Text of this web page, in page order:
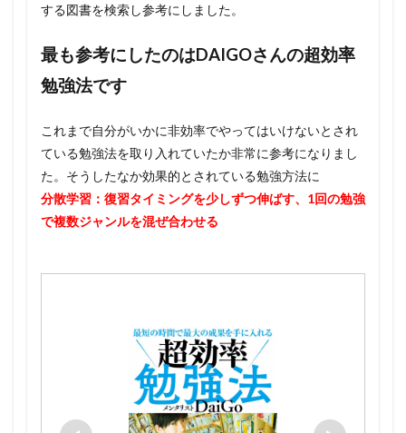
する図書を検索し参考にしました。
最も参考にしたのはDAIGOさんの超効率
勉強法です
これまで自分がいかに非効率でやってはいけないとされ
ている勉強法を取り入れていたか非常に参考になりまし
た。そうしたなか効果的とされている勉強方法に
分散学習：復習タイミングを少しずつ伸ばす、1回の勉強
で複数ジャンルを混ぜ合わせる